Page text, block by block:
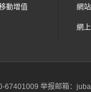
動增值 網
網
67401009 举报邮箱：